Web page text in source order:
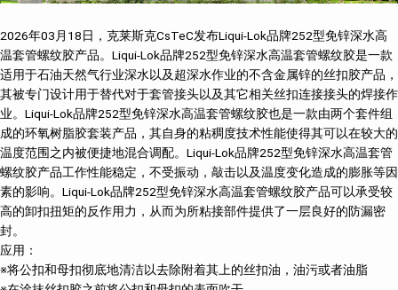
2026年03月18日，克莱斯克CsTeC发布Liqui-Lok品牌252型免锌深水高
温套管螺纹胶产品。Liqui-Lok品牌252型免锌深水高温套管螺纹胶是一款
适用于石油天然气行业深水以及超深水作业的不含金属锌的丝扣胶产品，
其被专门设计用于替代对于套管接头以及其它相关丝扣连接接头的焊接作
业。Liqui-Lok品牌252型免锌深水高温套管螺纹胶也是一款由两个套件组
成的环氧树脂胶套装产品，其自身的粘稠度技术性能使得其可以在较大的
温度范围之内被便捷地混合调配。Liqui-Lok品牌252型免锌深水高温套管
螺纹胶产品工作性能稳定，不受振动，敲击以及温度变化造成的膨胀等因
素的影响。Liqui-Lok品牌252型免锌深水高温套管螺纹胶产品可以承受较
高的卸扣扭矩的反作用力，从而为所粘接部件提供了一层良好的防漏密
封。
应用：
※将公扣和母扣彻底地清洁以去除附着其上的丝扣油，油污或者油脂